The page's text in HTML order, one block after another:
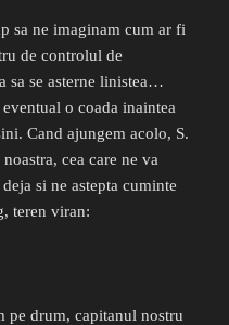
sa ne imaginam cum ar fi
de controlul de
sa se asterne linistea…
o coada inaintea
Cand ajungem acolo, S.
cea care ne va
si ne astepta cuminte
teren viran:
pe drum, capitanul nostru